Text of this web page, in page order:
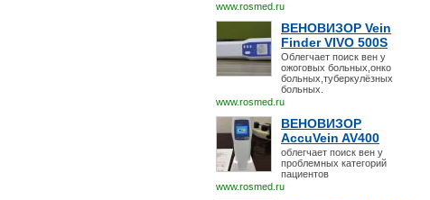
www.rosmed.ru
ВЕНОВИЗОР Vein
Finder VIVO 500S
Облегчает поиск вен у
ожоговых больных,онко
больных,туберкулёзных
больных.
www.rosmed.ru
ВЕНОВИЗОР
AccuVein AV400
облегчает поиск вен у
проблемных категорий
пациентов
www.rosmed.ru